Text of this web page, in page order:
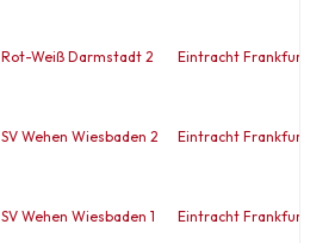
Rot-Weiß Darmstadt 2 Eintracht Frankfurt
SV Wehen Wiesbaden 2 Eintracht
SV Wehen Wiesbaden 1 Eintracht Frankfurt